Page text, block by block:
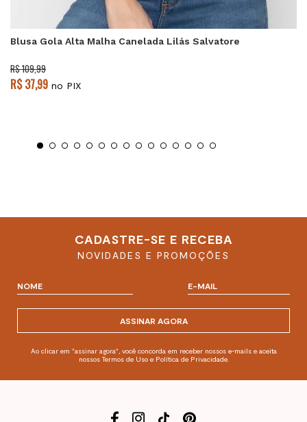
Blusa Gola Alta Malha Canelada Lilás Salvatore
R$ 109,99
R$ 37,99 no PIX
CADASTRE-SE E RECEBA
NOVIDADES E PROMOÇÕES
ASSINAR AGORA
Ao clicar em "assinar agora", você concorda em receber nossos e-mails e aceita
nossos Termos de Uso e Política de Privacidade.